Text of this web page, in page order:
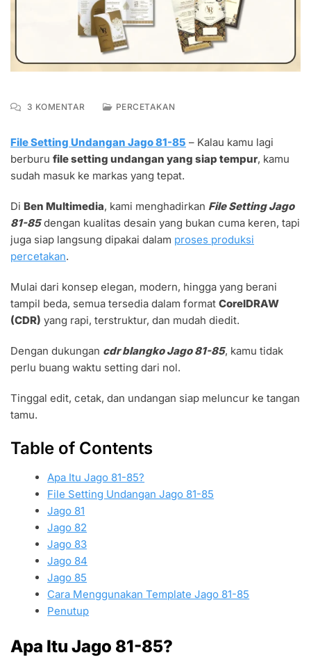
3 KOMENTAR PADA
SETTING
UNDANGAN
JAGO
SIAP
PRODUKSI
CEPAT
PERCETAKAN
File Setting Undangan Jago 81-85 – Kalau kamu lagi
berburu file setting undangan yang siap tempur, kamu
sudah masuk ke markas yang tepat.
Di Ben Multimedia, kami menghadirkan File Setting Jago
81-85dengan kualitas desain yang bukan cuma keren, tapi
juga siap langsung dipakai dalam proses produksi
percetakan.
Mulai dari konsep elegan, modern, hingga yang berani
tampil beda, semua tersedia dalam format CorelDRAW
(CDR) yang rapi, terstruktur, dan mudah diedit.
Dengan dukungan cdr blangko Jago 81-85, kamu tidak
perlu buang waktu setting dari nol.
Tinggal edit, cetak, dan undangan siap meluncur ke tangan
tamu.
Table of Contents
Apa Itu Jago 81-85?
File Setting Undangan Jago 81-85
Jago 81
Jago 82
Jago 83
Jago 84
Jago 85
Cara Menggunakan Template Jago 81-85
Penutup
Apa Itu Jago 81-85?